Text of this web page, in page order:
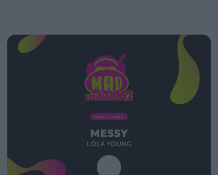
ΠΑΙΖΕΙ ΤΩΡΑ
MESSY
LOLA YOUNG